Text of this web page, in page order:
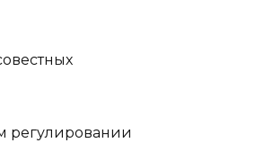
регулировании